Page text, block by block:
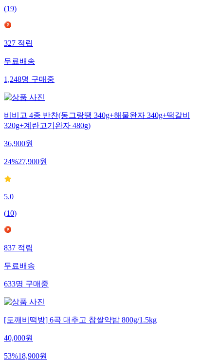
(19)
327적립
무료배송
1,248명구매중
비비고 4종 반찬(동그랑땡 340g+해물완자 340g+떡갈비
320g+계란고기완자 480g)
36,900원
24%27,900원
5.0
(10)
837적립
무료배송
633명구매중
[도깨비떡방] 6곡 대추고 찹쌀약밥 800g/1.5kg
40,000원